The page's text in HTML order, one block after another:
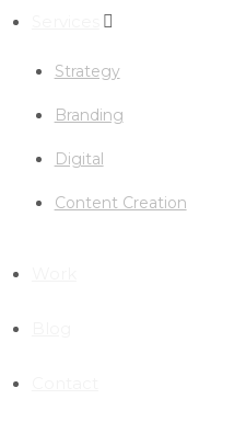
Strategy
Branding
Digital
Content Creation